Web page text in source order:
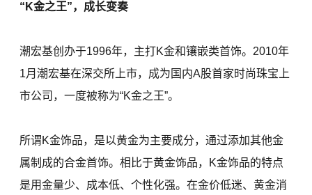
“K金之王”，成长变奏
潮宏基创办于1996年，主打K金和镶嵌类首饰。2010年
1月潮宏基在深交所上市，成为国内A股首家时尚珠宝上
市公司，一度被称为“K金之王”。
所谓K金饰品，是以黄金为主要成分，通过添加其他金
属制成的合金首饰。相比于黄金饰品，K金饰品的特点
是用金量少、成本低、个性化强。在金价低迷、黄金消